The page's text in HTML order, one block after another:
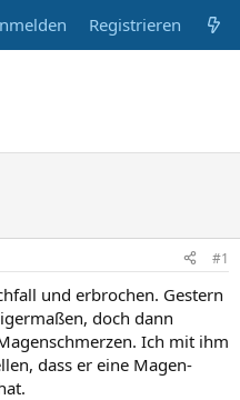
Registrieren
#1
und erbrochen. Gestern
doch dann
Ich mit ihm
dass er eine Magen-